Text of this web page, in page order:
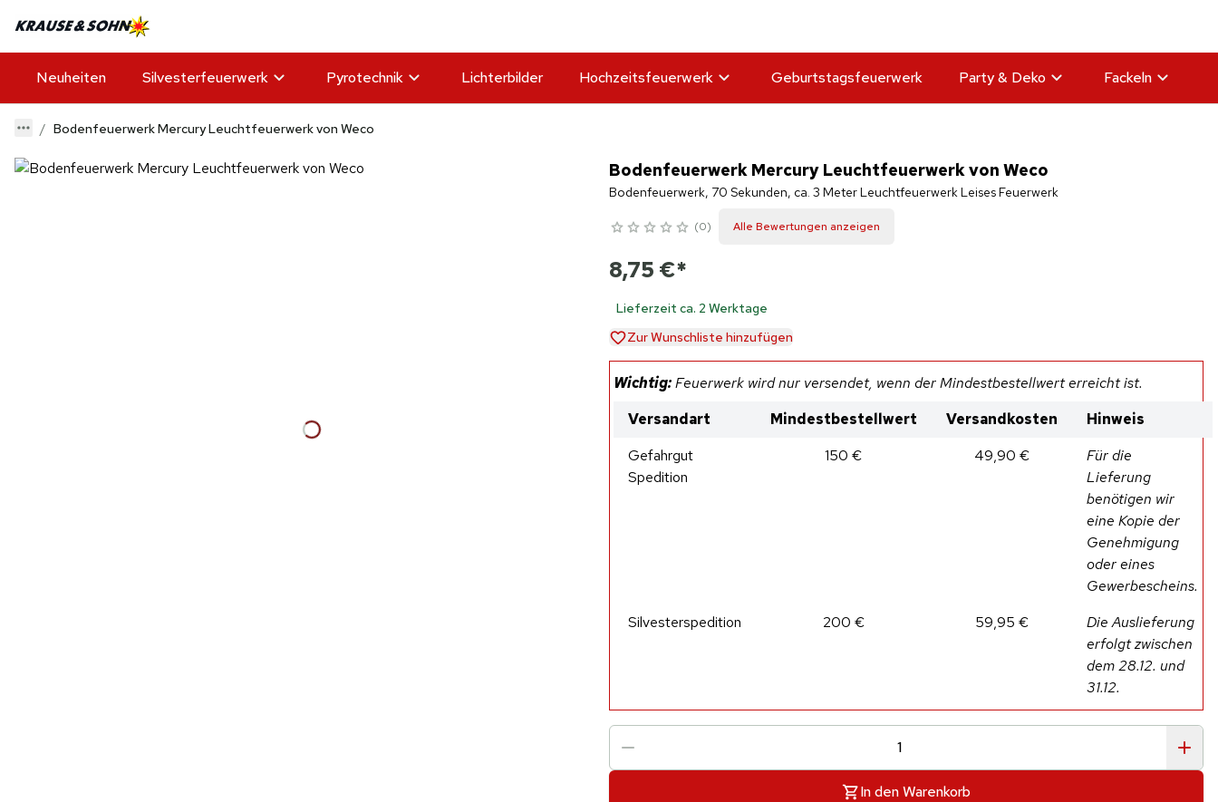
Neuheiten Silvesterfeuerwerk Pyrotechnik Lichterbilder Hochzeitsfeuerwerk Geburtstagsfeuerwerk Party & Deko Fackeln
Bodenfeuerwerk Mercury Leuchtfeuerwerk von Weco
Bodenfeuerwerk Mercury Leuchtfeuerwerk von Weco
Bodenfeuerwerk, 70 Sekunden, ca. 3 Meter Leuchtfeuerwerk Leises Feuerwerk
0 Alle Bewertungen anzeigen
8,75 €*
Lieferzeit ca. 2 Werktage
Zur Wunschliste hinzufügen
Wichtig:Feuerwerk wird nur versendet, wenn der Mindestbestellwert erreicht ist.
Versandart
Mindestbestellwert Versandkosten
Hinweis
Gefahrgut
Spedition
150 € 49,90 €
Für die
Lieferung
benötigen wir
eine Kopie der
Genehmigung
oder eines
Gewerbescheins.
Silvesterspedition
200 € 59,95 €
Die Auslieferung
erfolgt zwischen
dem 28.12. und
31.12.
In den Warenkorb